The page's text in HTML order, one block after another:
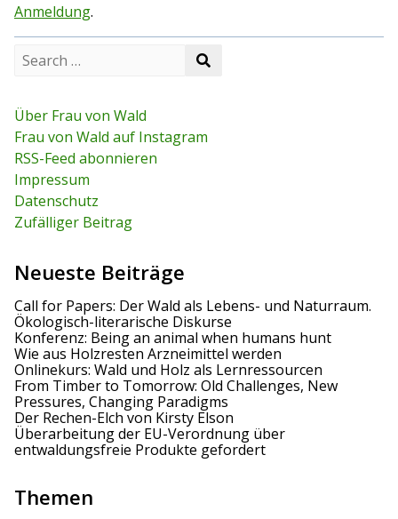
Anmeldung.
c
h
f
o
r
:
Über Frau von Wald
Frau von Wald auf Instagram
RSS-Feed abonnieren
Impressum
Datenschutz
Zufälliger Beitrag
Neueste Beiträge
Call for Papers: Der Wald als Lebens- und Naturraum.
Ökologisch-literarische Diskurse
Konferenz: Being an animal when humans hunt
Wie aus Holzresten Arzneimittel werden
Onlinekurs: Wald und Holz als Lernressourcen
From Timber to Tomorrow: Old Challenges, New
Pressures, Changing Paradigms
Der Rechen-Elch von Kirsty Elson
Überarbeitung der EU-Verordnung über
entwaldungsfreie Produkte gefordert
Themen